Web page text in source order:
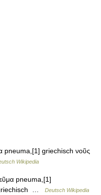
griechisch νoῦς
Wikipedia
pneuma,[1]
…
Deutsch Wikipedia